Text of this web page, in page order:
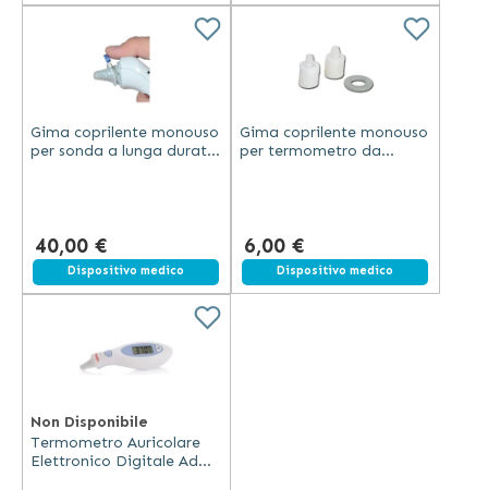
Gima coprilente monouso
per sonda a lunga durata
40,00 €
Dispositivo medico
Gima coprilente monouso
per termometro da
6,00 €
Dispositivo medico
Non Disponibile
Termometro Auricolare
Elettronico Digitale Ad